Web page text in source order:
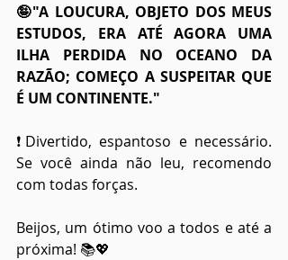
🤪"A LOUCURA, OBJETO DOS MEUS
ESTUDOS, ERA ATÉ AGORA UMA
ILHA PERDIDA NO OCEANO DA
RAZÃO; COMEÇO A SUSPEITAR QUE
É UM CONTINENTE."
❗Divertido, espantoso e necessário.
Se você ainda não leu, recomendo
com todas forças.
Beijos, um ótimo voo a todos e até a
próxima! 📚💖